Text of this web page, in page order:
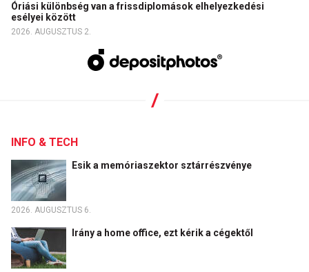
Óriási különbség van a frissdiplomások elhelyezkedési
esélyei között
2026. AUGUSZTUS 2.
INFO & TECH
Esik a memóriaszektor sztárrészvénye
2026. AUGUSZTUS 6.
Irány a home office, ezt kérik a cégektől